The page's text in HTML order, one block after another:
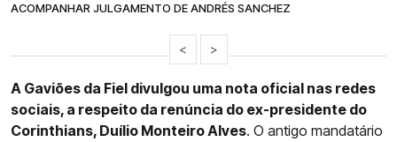
ACOMPANHAR JULGAMENTO DE ANDRÉS SANCHEZ
< >
A Gaviões da Fiel divulgou uma nota oficial nas redes
sociais, a respeito da renúncia do ex-presidente do
Corinthians, Duílio Monteiro Alves. O antigo mandatário